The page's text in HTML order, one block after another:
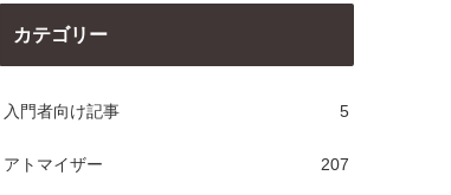
カテゴリー
入門者向け記事 5
アトマイザー 207